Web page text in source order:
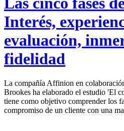
Interés,
evaluación,
fidelidad
La compañía Affinion en
Brookes ha elaborado el estudio 'El
tiene como objetivo comprender los
compromiso de un cliente con una